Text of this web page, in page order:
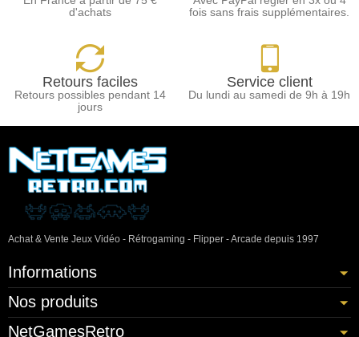
d'achats
fois sans frais supplémentaires.
Retours faciles
Retours possibles pendant 14
jours
Service client
Du lundi au samedi de 9h à 19h
Achat & Vente Jeux Vidéo - Rétrogaming - Flipper - Arcade depuis 1997
Informations
Nos produits
NetGamesRetro